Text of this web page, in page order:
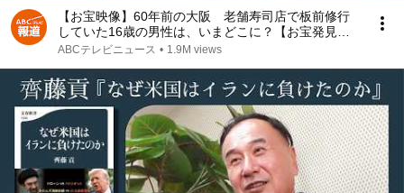
【お宝映像】60年前の大阪 老舗寿司店で板前修行
していた16歳の男性は、いまどこに？【お宝発見！
関西いまむかし】
ABCテレビニュース • 1.9M views